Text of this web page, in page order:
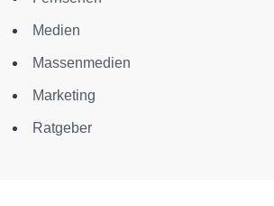
Medien
Massenmedien
Marketing
Ratgeber